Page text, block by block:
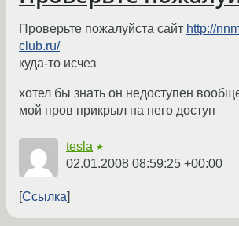
Проверьте пожалуйста сайт http://
club.ru/
куда-то исчез
хотел бы знать он недоступен
мой пров прикрыл на него доступ
tesla ★
02.01.2008 08:59:25 +00:00
Ссылка